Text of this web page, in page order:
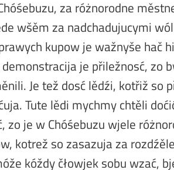
za różnorodne
wšěm za nadchadujucymi
kupow je wažnyše hač
je přiležnosć, zo
Je tež dosć lědźi, kotřiž so
Tute lědi mychmy chtěli
zo je w Chóśebuzu wjele
kotrež so zasazuja za
kóždy čłowjek sobu wzać,